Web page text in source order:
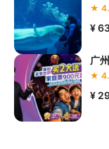
★
¥
广
★
¥